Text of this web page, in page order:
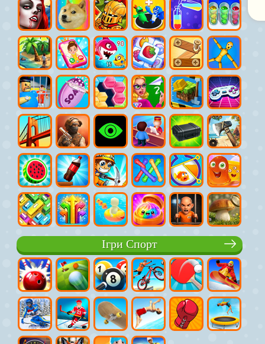
Ігри Спорт